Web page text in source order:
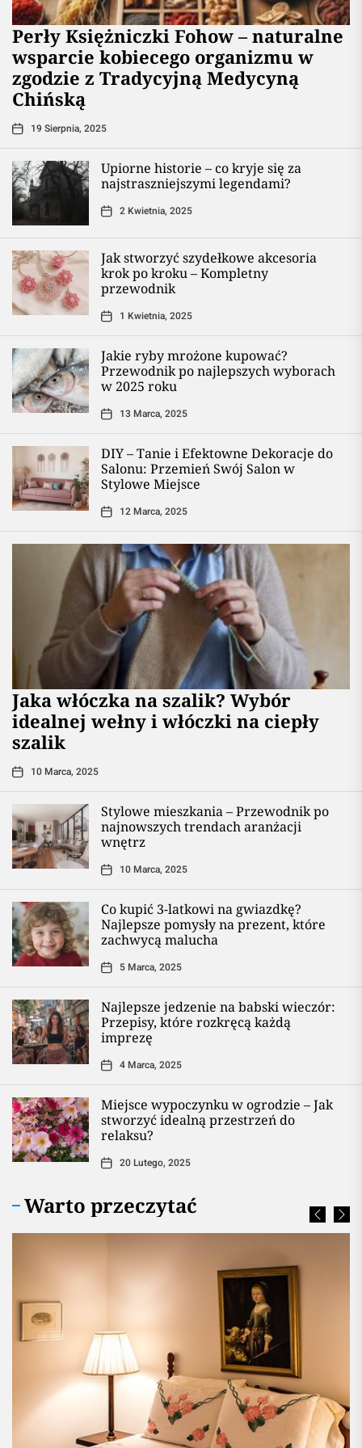
Perły Księżniczki Fohow – naturalne
wsparcie kobiecego organizmu w
zgodzie z Tradycyjną Medycyną
Chińską
19 Sierpnia, 2025
Upiorne historie – co kryje się za
najstraszniejszymi legendami?
2 Kwietnia, 2025
Jak stworzyć szydełkowe akcesoria
krok po kroku – Kompletny
przewodnik
1 Kwietnia, 2025
Jakie ryby mrożone kupować?
Przewodnik po najlepszych wyborach
w 2025 roku
13 Marca, 2025
DIY – Tanie i Efektowne Dekoracje do
Salonu: Przemień Swój Salon w
Stylowe Miejsce
12 Marca, 2025
Jaka włóczka na szalik? Wybór
idealnej wełny i włóczki na ciepły
szalik
10 Marca, 2025
Stylowe mieszkania – Przewodnik po
najnowszych trendach aranżacji
wnętrz
10 Marca, 2025
Co kupić 3-latkowi na gwiazdkę?
Najlepsze pomysły na prezent, które
zachwycą malucha
5 Marca, 2025
Najlepsze jedzenie na babski wieczór:
Przepisy, które rozkręcą każdą
imprezę
4 Marca, 2025
Miejsce wypoczynku w ogrodzie – Jak
stworzyć idealną przestrzeń do
relaksu?
20 Lutego, 2025
Warto przeczytać